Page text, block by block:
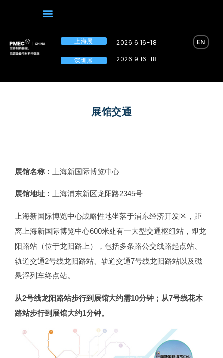
上海展
深圳展
2026.6.16-18
2026.9.16-18
EN
展馆交通
展馆名称： 上海新国际博览中心
展馆地址： 上海浦东新区龙阳路2345号
上海新国际博览中心战略性地坐落于浦东经济开发区，距
离上海新国际博览中心600米处有一大型交通枢纽站，即龙
阳路站（位于龙阳路上），包括多条路公交线路起点站、
轨道交通2号线龙阳路站、轨道交通7号线龙阳路站以及磁
悬浮列车终点站。
从2号线龙阳路站步行到展馆大约需10分钟；从7号线花木
路站步行到展馆大约1分钟。